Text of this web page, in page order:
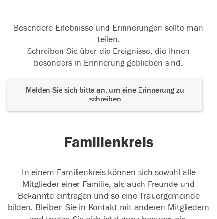
Besondere Erlebnisse und Erinnerungen sollte man
teilen.
Schreiben Sie über die Ereignisse, die Ihnen
besonders in Erinnerung geblieben sind.
Melden Sie sich bitte an, um eine Erinnerung zu
schreiben
Familienkreis
In einem Familienkreis können sich sowohl alle
Mitglieder einer Familie, als auch Freunde und
Bekannte eintragen und so eine Trauergemeinde
bilden. Bleiben Sie in Kontakt mit anderen Mitgliedern